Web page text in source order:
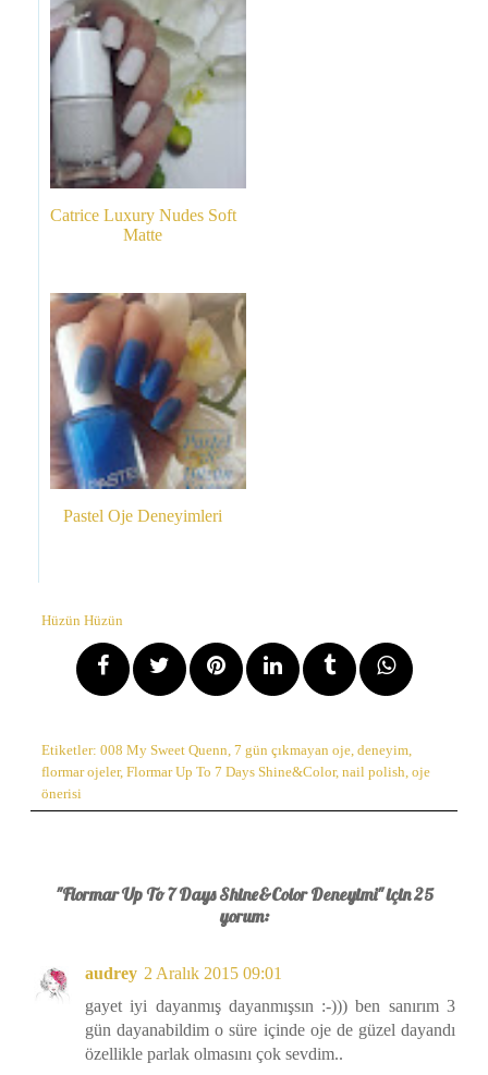
Catrice Luxury Nudes Soft
Matte
Pastel Oje Deneyimleri
Hüzün Hüzün
Etiketler: 008 My Sweet Quenn, 7 gün çıkmayan oje, deneyim,
flormar ojeler, Flormar Up To 7 Days Shine&Color, nail polish, oje
önerisi
"Flormar Up To 7 Days Shine&Color Deneyimi" için 25
yorum:
audrey 2 Aralık 2015 09:01
gayet iyi dayanmış dayanmışsın :-))) ben sanırım 3
gün dayanabildim o süre içinde oje de güzel dayandı
özellikle parlak olmasını çok sevdim..